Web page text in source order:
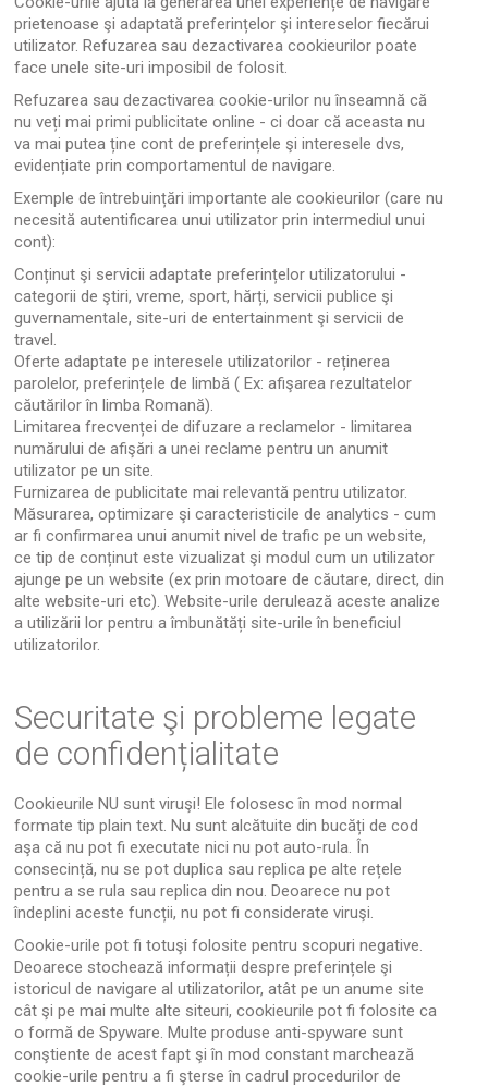
prietenoase şi adaptată preferințelor şi intereselor fiecărui
utilizator. Refuzarea sau dezactivarea cookieurilor poate
face unele site-uri imposibil de folosit.
Refuzarea sau dezactivarea cookie-urilor nu înseamnă că
nu veți mai primi publicitate online - ci doar că aceasta nu
va mai putea ține cont de preferințele şi interesele dvs,
evidențiate prin comportamentul de navigare.
Exemple de întrebuințări importante ale cookieurilor (care nu
necesită autentificarea unui utilizator prin intermediul unui
cont):
Conținut şi servicii adaptate preferințelor utilizatorului -
categorii de ştiri, vreme, sport, hărți, servicii publice şi
guvernamentale, site-uri de entertainment şi servicii de
travel.
Oferte adaptate pe interesele utilizatorilor - reținerea
parolelor, preferințele de limbă ( Ex: afişarea rezultatelor
căutărilor în limba Romană).
Limitarea frecvenței de difuzare a reclamelor - limitarea
numărului de afişări a unei reclame pentru un anumit
utilizator pe un site.
Furnizarea de publicitate mai relevantă pentru utilizator.
Măsurarea, optimizare şi caracteristicile de analytics - cum
ar fi confirmarea unui anumit nivel de trafic pe un website,
ce tip de conținut este vizualizat şi modul cum un utilizator
ajunge pe un website (ex prin motoare de căutare, direct, din
alte website-uri etc). Website-urile derulează aceste analize
a utilizării lor pentru a îmbunătăți site-urile în beneficiul
utilizatorilor.
Securitate şi probleme legate
de confidențialitate
Cookieurile NU sunt viruşi! Ele folosesc în mod normal
formate tip plain text. Nu sunt alcătuite din bucăți de cod
aşa că nu pot fi executate nici nu pot auto-rula. În
consecință, nu se pot duplica sau replica pe alte rețele
pentru a se rula sau replica din nou. Deoarece nu pot
îndeplini aceste funcții, nu pot fi considerate viruşi.
Cookie-urile pot fi totuşi folosite pentru scopuri negative.
Deoarece stochează informații despre preferințele şi
istoricul de navigare al utilizatorilor, atât pe un anume site
cât şi pe mai multe alte siteuri, cookieurile pot fi folosite ca
o formă de Spyware. Multe produse anti-spyware sunt
conştiente de acest fapt şi în mod constant marchează
cookie-urile pentru a fi şterse în cadrul procedurilor de